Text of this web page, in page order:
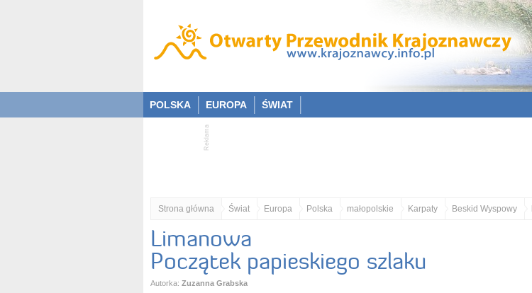
POLSKA EUROPA ŚWIAT
Strona główna Świat Europa Polska małopolskie Karpaty Beskid Wyspowy
Limanowa
Początek papieskiego szlaku
Autorka: Zuzanna Grabska